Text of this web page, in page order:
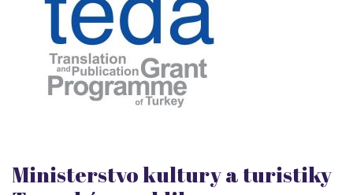
Ministerstvo kultury a turistiky